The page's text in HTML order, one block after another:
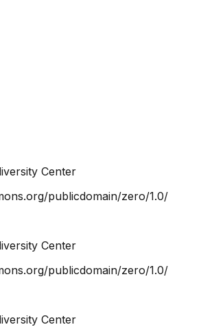
Center
publicdomain/zero/1.0/
Center
publicdomain/zero/1.0/
Center